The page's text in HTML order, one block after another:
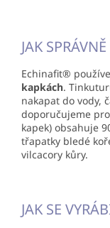
JAK
Echinafit®
kapkách.
nakapat do vody,
doporučujeme
kapek) obsahuje
třapatky bledé
vilcacory kůry.
JAK SE